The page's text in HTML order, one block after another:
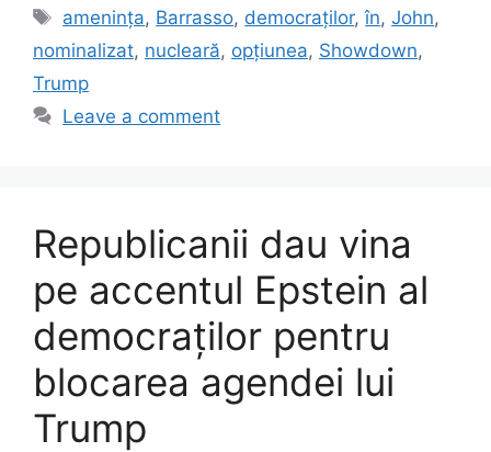
Tags
amenința, Barrasso, democraților,în,John,
nominalizat, nucleară, opțiunea, Showdown,
Trump
Leave a comment
Republicanii dau vina
pe accentul Epstein al
democraților pentru
blocarea agendei lui
Trump